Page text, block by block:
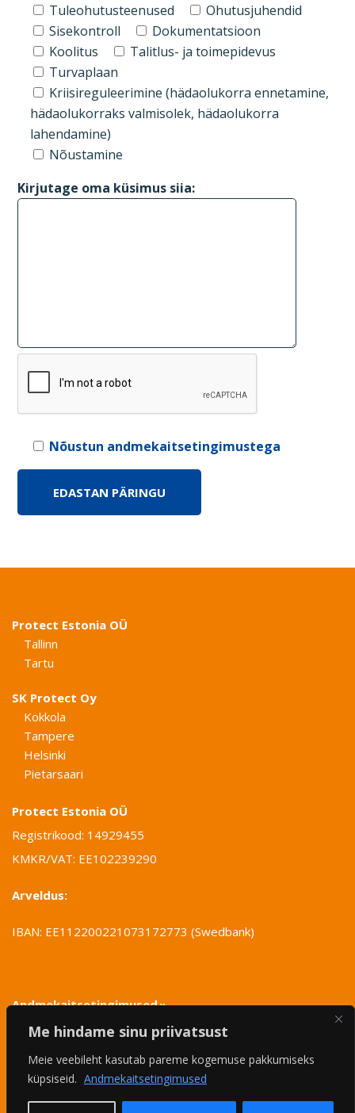
Me hindame sinu priivatsust
Meie veebileht kasutab pareme kogemuse pakkumiseks
küpsiseid. Andmekaitsetingimused
Tuleohutusteenused
Ohutusjuhendid
Sisekontroll
Dokumentatsioon
Koolitus
Talitlus- ja toimepidevus
Turvaplaan
Kriisireguleerimine (hädaolukorra ennetamine,
hädaolukorraks valmisolek, hädaolukorra
lahendamine)
Nõustamine
Kirjutage oma küsimus siia:
Nõustun andmekaitsetingimustega
Protect Estonia OÜ
Tallinn
Tartu
SK Protect Oy
Kokkola
Tampere
Helsinki
Pietarsaari
Protect Estonia OÜ
Registrikood: 14929455
KMKR/VAT: EE102239290
Arveldus:
IBAN: EE112200221073172773 (Swedbank)
Andmekaitsetingimused